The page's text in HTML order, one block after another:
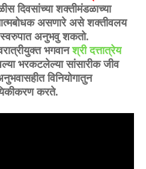
दिवसांच्या शक्तीमंडळाच्या
असणारे असे शक्तीवलय
अनुभवु शकतो.
भगवानश्री दत्तात्रेय
भरकटलेल्या सांसारीक जीव
विनियोगातुन
करते.